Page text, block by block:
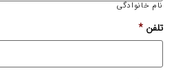
نام خانوادگی
تلفن *